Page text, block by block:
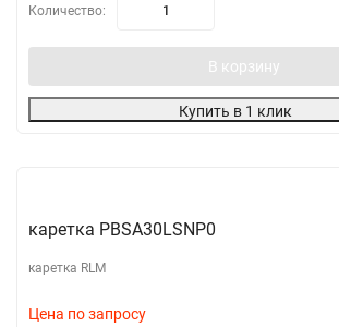
Количество:
В корзину
Купить в 1 клик
каретка PBSA30LSNP0
каретка RLM
Цена по запросу